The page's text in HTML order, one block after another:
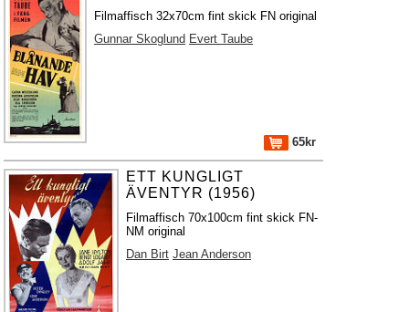
Filmaffisch 32x70cm fint skick FN original
Gunnar Skoglund Evert Taube
65kr
ETT KUNGLIGT
ÄVENTYR (1956)
Filmaffisch 70x100cm fint skick FN-
NM original
Dan Birt Jean Anderson